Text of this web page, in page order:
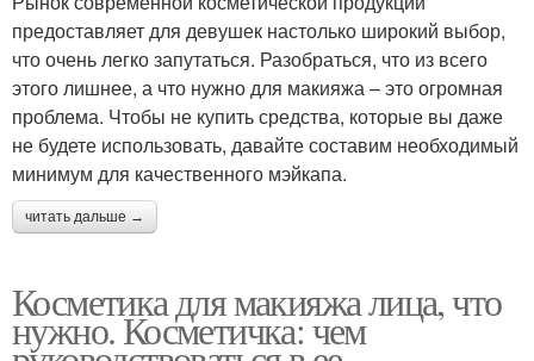
предоставляет для девушек настолько широкий выбор,
что очень легко запутаться. Разобраться, что из всего
этого лишнее, а что нужно для макияжа – это огромная
проблема. Чтобы не купить средства, которые вы даже
не будете использовать, давайте составим необходимый
минимум для качественного мэйкапа.
читать дальше →
Косметика для макияжа лица, что
нужно. Косметичка: чем